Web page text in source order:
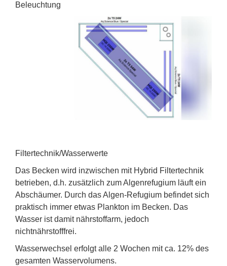
Beleuchtung
Filtertechnik/Wasserwerte
Das Becken wird inzwischen mit Hybrid Filtertechnik
betrieben, d.h. zusätzlich zum Algenrefugium läuft ein
Abschäumer. Durch das Algen-Refugium befindet sich
praktisch immer etwas Plankton im Becken. Das
Wasser ist damit nährstoffarm, jedoch
nichtnährstofffrei.
Wasserwechsel erfolgt alle 2 Wochen mit ca. 12% des
gesamten Wasservolumens.